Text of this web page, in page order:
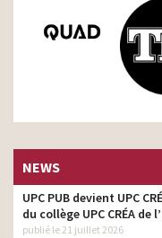
NEWS
UPC PUB devient UPC
du collège UPC CRÉA
publié le 21 juillet 2026